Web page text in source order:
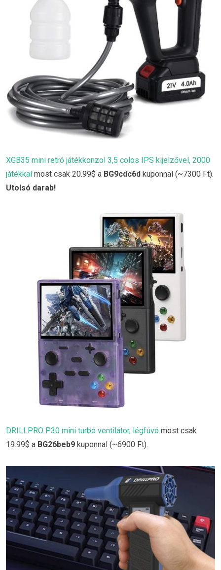
XGB35 mini retró játékkonzol 3,5 colos IPS kijelzővel, 2000
játékkal most csak 20.99$ a BG9cdc6d kuponnal (~7300 Ft).
Utolsó darab!
DRILLPRO P30 mini turbó ventilátor, légfúvó most csak
19.99$ a BG26beb9 kuponnal (~6900 Ft).